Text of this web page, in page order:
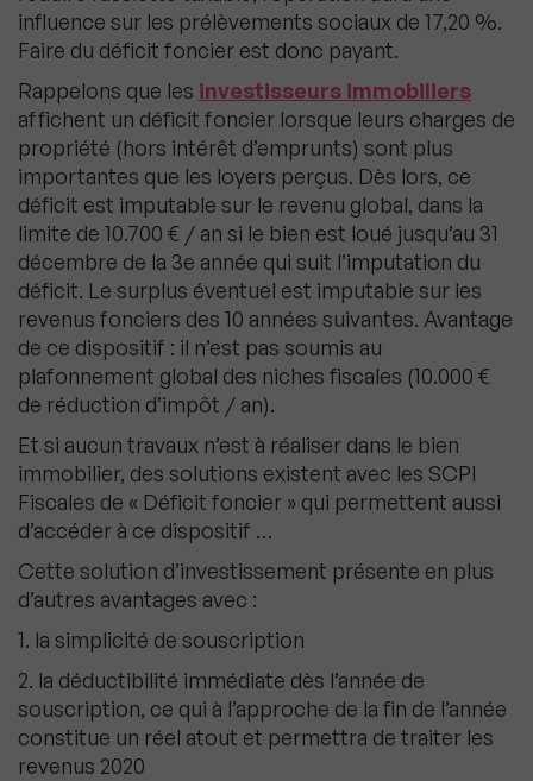
influence sur les prélèvements sociaux de 17,20 %.
Faire du déficit foncier est donc payant.
Rappelons que les investisseurs immobiliers
affichent un déficit foncier lorsque leurs charges de
propriété (hors intérêt d’emprunts) sont plus
importantes que les loyers perçus. Dès lors, ce
déficit est imputable sur le revenu global, dans la
limite de 10.700 € / an si le bien est loué jusqu’au 31
décembre de la 3e année qui suit l’imputation du
déficit. Le surplus éventuel est imputable sur les
revenus fonciers des 10 années suivantes. Avantage
de ce dispositif : il n’est pas soumis au
plafonnement global des niches fiscales (10.000 €
de réduction d’impôt / an).
Et si aucun travaux n’est à réaliser dans le bien
immobilier, des solutions existent avec les SCPI
Fiscales de « Déficit foncier » qui permettent aussi
d’accéder à ce dispositif …
Cette solution d’investissement présente en plus
d’autres avantages avec :
1. la simplicité de souscription
2. la déductibilité immédiate dès l’année de
souscription, ce qui à l’approche de la fin de l’année
constitue un réel atout et permettra de traiter les
revenus 2020